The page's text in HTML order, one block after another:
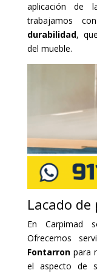
aplicación de
trabajamos
durabilidad,
del mueble.
Lacado
En Carpimad
Ofrecemos
Fontarronpara
el aspecto de